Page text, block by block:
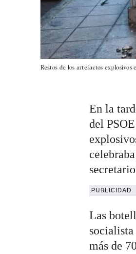
Restos de los artefactos explosivos
En la
del
PUBLICIDAD
Las
socialista
más de